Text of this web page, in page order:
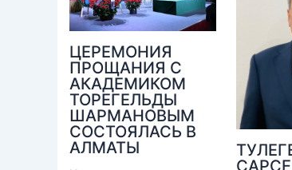
ЦЕРЕМОНИЯ
ПРОЩАНИЯ С
АКАДЕМИКОМ
ТОРЕГЕЛЬДЫ
ШАРМАНОВЫМ
СОСТОЯЛАСЬ В
АЛМАТЫ